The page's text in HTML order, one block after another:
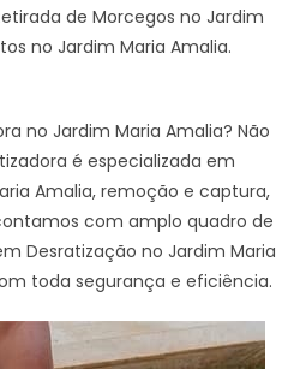
de Morcegos no Jardim
no Jardim Maria Amalia.
no Jardim Maria Amalia? Não
é especializada em
Amalia, remoção e captura,
com amplo quadro de
Desratização no Jardim Maria
toda segurança e eficiência.